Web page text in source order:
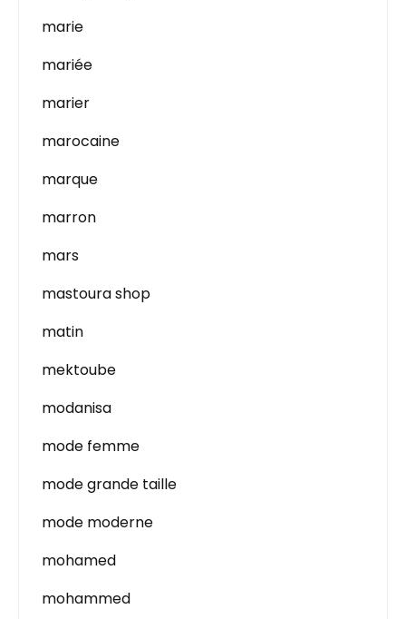
marie
mariée
marier
marocaine
marque
marron
mars
mastoura shop
matin
mektoube
modanisa
mode femme
mode grande taille
mode moderne
mohamed
mohammed